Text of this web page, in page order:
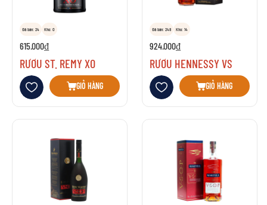
Đã bán: 24 Kho: 0
615.000₫
RƯỢU ST. REMY XO
Thêm vào danh sách yêu thích
GIỎ HÀNG
Đã bán: 248 Kho: 14
924.000₫
RƯỢU HENNESSY VS
Thêm vào danh sách yêu thích
GIỎ HÀNG